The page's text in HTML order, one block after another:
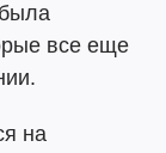
все еще
на